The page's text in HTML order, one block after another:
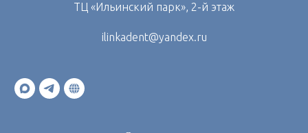
ТЦ «Ильинский парк», 2-й этаж
ilinkadent@yandex.ru